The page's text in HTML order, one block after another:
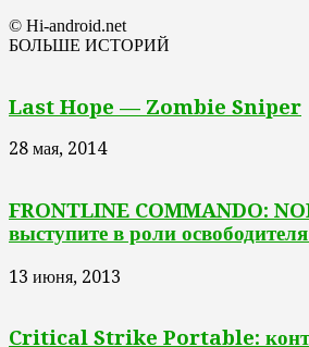
© Hi-android.net
БОЛЬШЕ ИСТОРИЙ
Last Hope — Zombie Sniper
28 мая, 2014
FRONTLINE COMMANDO:
выступите в роли
13 июня, 2013
Critical Strike Portable: